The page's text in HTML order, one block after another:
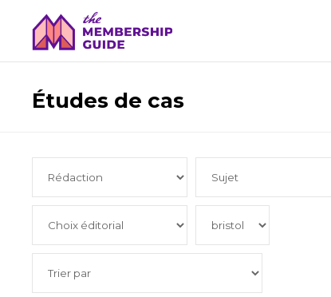
Études de cas